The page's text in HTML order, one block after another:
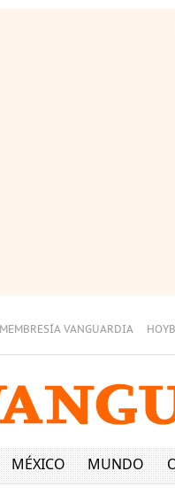
MEMBRESÍA VANGUARDIA
MÉXICO MUNDO